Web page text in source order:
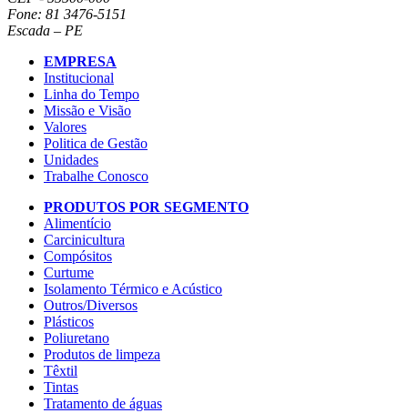
Fone: 81 3476-5151
Escada – PE
EMPRESA
Institucional
Linha do Tempo
Missão e Visão
Valores
Politica de Gestão
Unidades
Trabalhe Conosco
PRODUTOS POR SEGMENTO
Alimentício
Carcinicultura
Compósitos
Curtume
Isolamento Térmico e Acústico
Outros/Diversos
Plásticos
Poliuretano
Produtos de limpeza
Têxtil
Tintas
Tratamento de águas